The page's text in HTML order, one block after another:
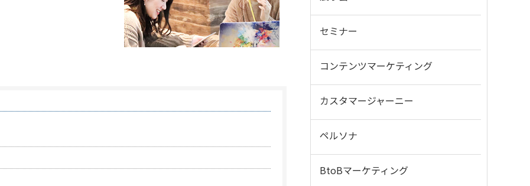
セミナー
コンテンツマーケティング
カスタマージャーニー
ペルソナ
BtoBマーケティング